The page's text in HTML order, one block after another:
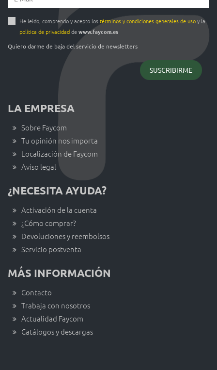
He leído, comprendo y acepto los términos y condiciones generales de usoy la
política de privacidaddewww.faycom.es
Quiero darme de baja del servicio de newsletters
LA EMPRESA
Sobre Faycom
Tu opinión nos importa
Localización de Faycom
Aviso legal
¿NECESITA AYUDA?
Activación de la cuenta
¿Cómo comprar?
Devoluciones y reembolsos
Servicio postventa
MÁS INFORMACIÓN
Contacto
Trabaja con nosotros
Actualidad Faycom
Catálogos y descargas